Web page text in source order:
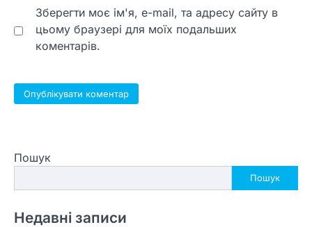
Зберегти моє ім'я, e-mail, та адресу сайту в
цьому браузері для моїх подальших
коментарів.
Пошук
Пошук
Недавні записи